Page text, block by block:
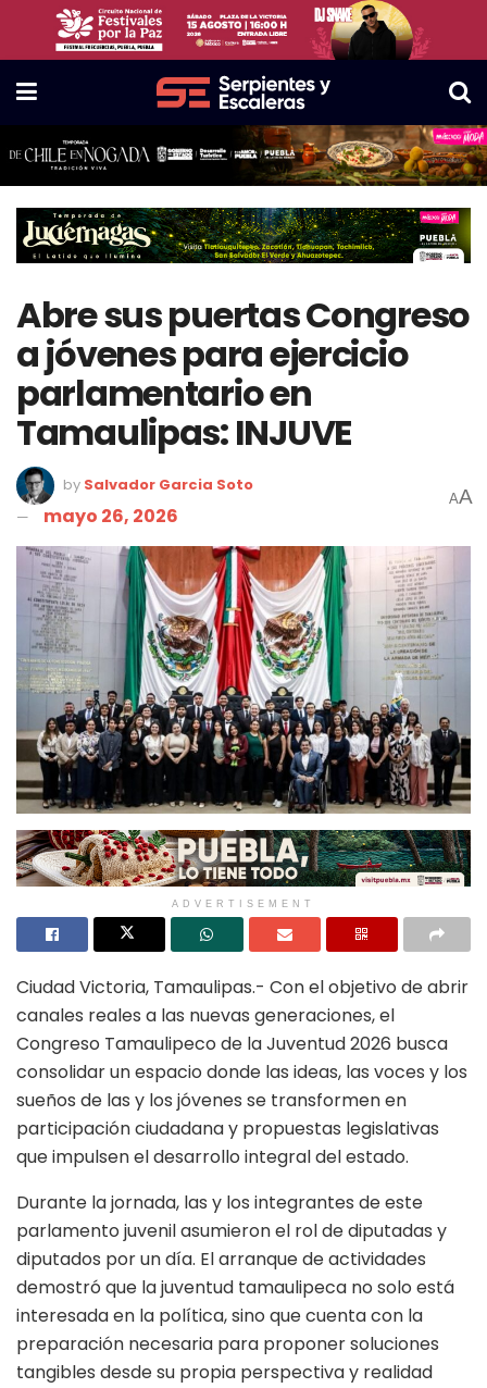
Abre sus puertas Congreso
a jóvenes para ejercicio
parlamentario en
Tamaulipas: INJUVE
by Salvador Garcia Soto
mayo 26, 2026
AA
ADVERTISEMENT
Ciudad Victoria, Tamaulipas.- Con el objetivo de abrir
canales reales a las nuevas generaciones, el
Congreso Tamaulipeco de la Juventud 2026 busca
consolidar un espacio donde las ideas, las voces y los
sueños de las y los jóvenes se transformen en
participación ciudadana y propuestas legislativas
que impulsen el desarrollo integral del estado.
Durante la jornada, las y los integrantes de este
parlamento juvenil asumieron el rol de diputadas y
diputados por un día. El arranque de actividades
demostró que la juventud tamaulipeca no solo está
interesada en la política, sino que cuenta con la
preparación necesaria para proponer soluciones
tangibles desde su propia perspectiva y realidad